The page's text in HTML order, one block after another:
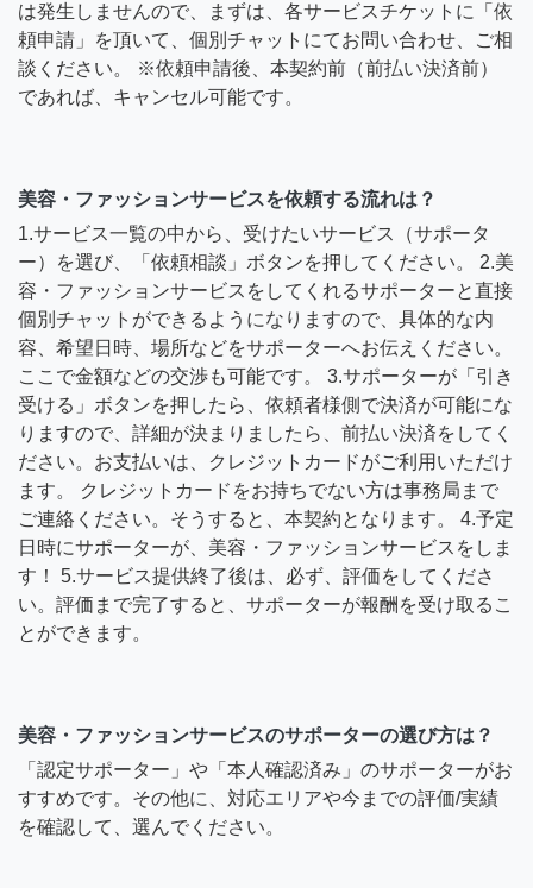
は発生しませんので、まずは、各サービスチケットに「依
頼申請」を頂いて、個別チャットにてお問い合わせ、ご相
談ください。 ※依頼申請後、本契約前（前払い決済前）
であれば、キャンセル可能です。
美容・ファッションサービスを依頼する流れは？
1.サービス一覧の中から、受けたいサービス（サポータ
ー）を選び、「依頼相談」ボタンを押してください。 2.美
容・ファッションサービスをしてくれるサポーターと直接
個別チャットができるようになりますので、具体的な内
容、希望日時、場所などをサポーターへお伝えください。
ここで金額などの交渉も可能です。 3.サポーターが「引き
受ける」ボタンを押したら、依頼者様側で決済が可能にな
りますので、詳細が決まりましたら、前払い決済をしてく
ださい。お支払いは、クレジットカードがご利用いただけ
ます。 クレジットカードをお持ちでない方は事務局まで
ご連絡ください。そうすると、本契約となります。 4.予定
日時にサポーターが、美容・ファッションサービスをしま
す！ 5.サービス提供終了後は、必ず、評価をしてくださ
い。評価まで完了すると、サポーターが報酬を受け取るこ
とができます。
美容・ファッションサービスのサポーターの選び方は？
「認定サポーター」や「本人確認済み」のサポーターがお
すすめです。その他に、対応エリアや今までの評価/実績
を確認して、選んでください。